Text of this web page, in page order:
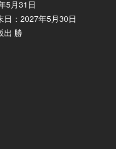
5月31日
日：2027年5月30日
出 勝